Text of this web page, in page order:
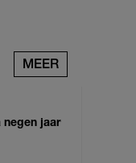
MEER
negen jaar